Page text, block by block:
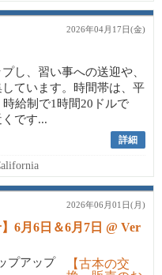
2026年04月17日(金)
し、習い事への送迎や、
ています。時間帯は、平
給制で1時間20ドルで
です...
詳細
2026年06月01日(月)
6月6日＆6月7日 @ Ver
プアップ